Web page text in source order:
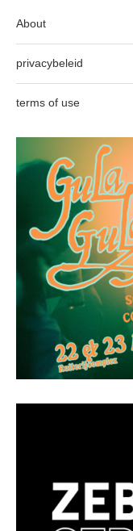
About
privacybeleid
terms of use